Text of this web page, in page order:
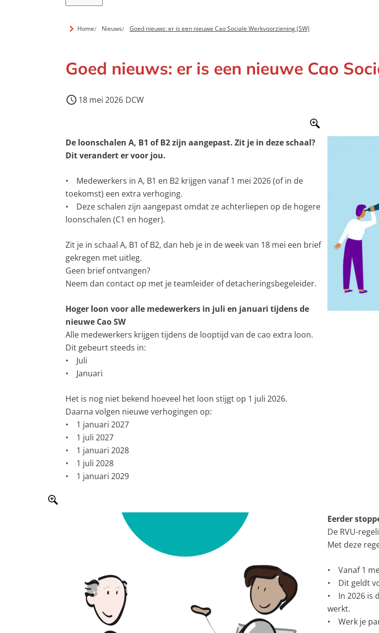
Home Nieuws Goed nieuws: er is een nieuwe Cao Sociale Werkvoorziening (SW)
Goed nieuws: er is een nieuwe Cao
18 mei 2026 DCW
De loonschalen A, B1 of B2 zijn aangepast. Zit je in deze schaal?
Dit verandert er voor jou.
• Medewerkers in A, B1 en B2 krijgen vanaf 1 mei 2026 (of in de
toekomst) een extra verhoging.
• Deze schalen zijn aangepast omdat ze achterliepen op de hogere
loonschalen (C1 en hoger).
Zit je in schaal A, B1 of B2, dan heb je in de week van 18 mei een brief
gekregen met uitleg.
Geen brief ontvangen?
Neem dan contact op met je teamleider of detacheringsbegeleider.
Hoger loon voor alle medewerkers in juli en januari tijdens de
nieuwe Cao SW
Alle medewerkers krijgen tijdens de looptijd van de cao extra loon.
Dit gebeurt steeds in:
• Juli
• Januari
Het is nog niet bekend hoeveel het loon stijgt op 1 juli 2026.
Daarna volgen nieuwe verhogingen op:
• 1 januari 2027
• 1 juli 2027
• 1 januari 2028
• 1 juli 2028
• 1 januari 2029
Eerder
De RVU-
Met deze
• Vanaf 1
• Dit geldt
• In 2026 is
werkt.
• Werk je